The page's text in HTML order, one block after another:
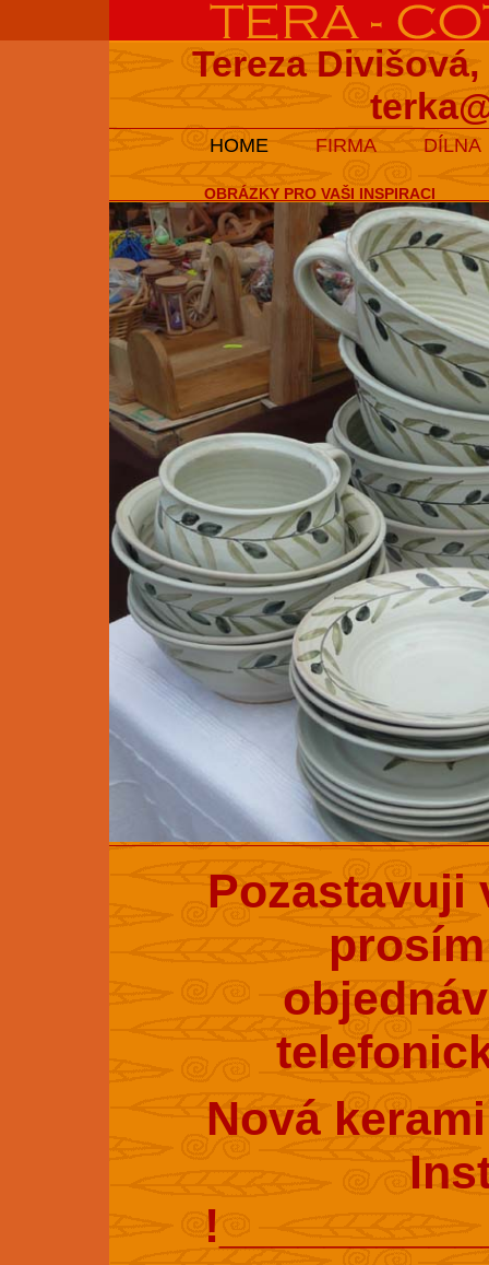
Tereza
HOME FIRMA DÍLNA
OBRÁZKY PRO VAŠI INSPIRACI
Pozastavuji
Nová